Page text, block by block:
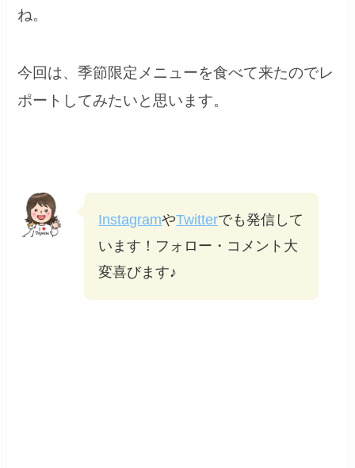
ね。
今回は、季節限定メニューを食べて来たのでレ
ポートしてみたいと思います。
InstagramやTwitterでも発信して
います！フォロー・コメント大
変喜びます♪